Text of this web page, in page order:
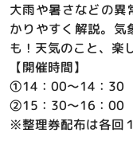
大雨や暑さなどの異
かりやすく解説。気
も！天気のこと、楽
【開催時間】
①14：00～14：30
②15：30～16：00
※整理券配布は各回